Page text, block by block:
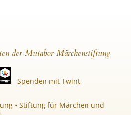
der Mutabor Märchenstiftung
Spenden mit Twint
• Stiftung für Märchen und